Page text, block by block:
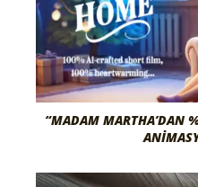
“MADAM MARTHA’DAN